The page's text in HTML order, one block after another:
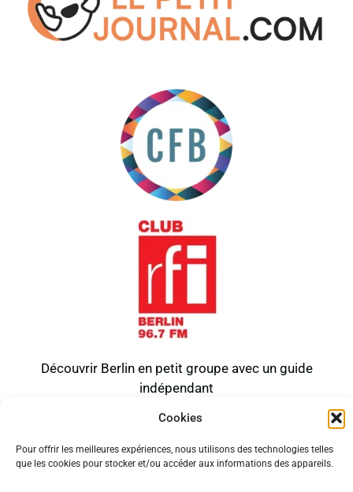
Cookies
Pour offrir les meilleures expériences, nous utilisons des technologies telles
que les cookies pour stocker et/ou accéder aux informations des appareils.
Découvrir Berlin en petit groupe avec un guide
indépendant
Politique de cookies (UE)
Tous droits réservés